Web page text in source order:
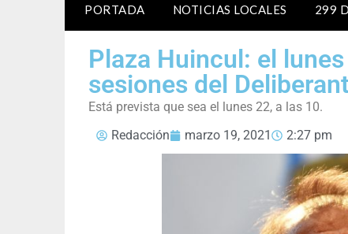
PORTADA NOTICIAS LOCALES 299
Plaza Huincul: el
sesiones del
Está prevista que sea el lunes 22, a las 10.
Redacción
marzo 19, 2021 2:27 pm